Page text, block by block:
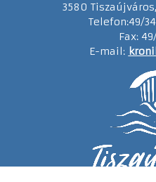
3580
Telefon:49/
Fax:
E-mail: